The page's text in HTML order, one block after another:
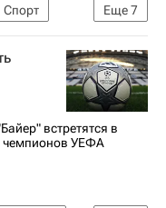
Еще7
Спорт
встретятся в
чемпионов УЕФА